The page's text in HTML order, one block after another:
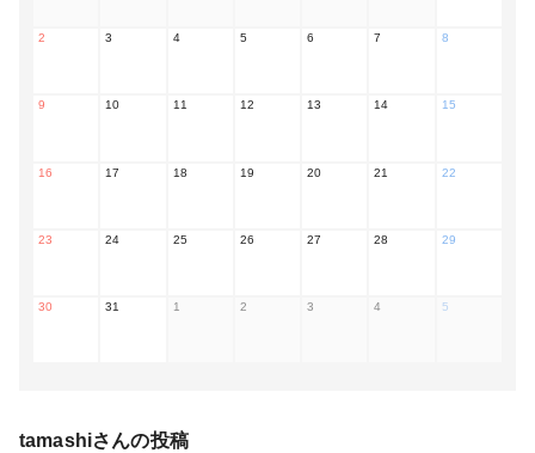
2 3 4 5 6 7 8
9 10 11 12 13 14 15
16 17 18 19 20 21 22
23 24 25 26 27 28 29
30 31 1 2 3 4 5
tamashiさんの投稿